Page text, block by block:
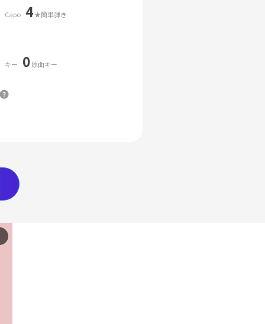
Capo 4★簡単弾き
キー 0原曲キー